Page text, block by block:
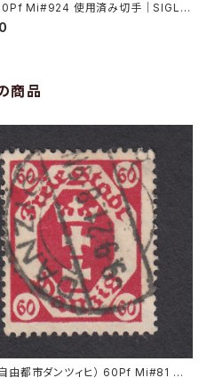
Mi#924 使用済み切手｜SIGLIN
商品
自由都市ダンツィヒ） 60Pf Mi#81 使